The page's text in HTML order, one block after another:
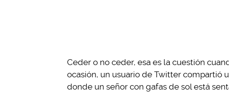
Ceder o no ceder, esa es la cuestión
ocasión, un usuario de Twitter compartió
donde un señor con gafas de sol está